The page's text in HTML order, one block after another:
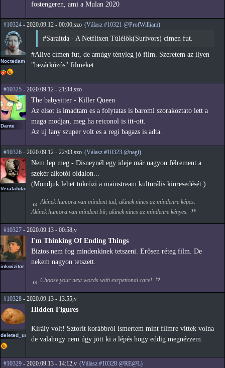
fostengeren, ami a Mulan 2020
#10324 - 2020.09.12 - 00:00,szo (Válasz #10321 @ProfWilliam)
Noctedam
#Saraitda - A Netflixen Túlélők(Surivors) címen fut.
#Alive címen fut, de amúgy tényleg jó film. Szeretem az ilyen
"bezárkózós" filmeket.
#10325 - 2020.09.12 - 21:34,szo
Dante
The babysitter - Killer Queen
Az elsot is imadtam es a folytatas is baromi szorakoztato lett a
maga modjan, meg ha retconol is itt-ott.
Az uj lany szuper volt es a regi bagazs is adta.
#10326 - 2020.09.12 - 22:03,szo (Válasz #10323 @nagi)
Veralafutas
Nem lep meg - Disneynél egy ideje már nagyon félrement a
szekér alkotói oldalon...
(Mondjuk lehet tükrözi a mainstream kulturális kiüresedését.)
Akinek humora van mindent tud, akinek nincs az mindenre képes.
Akinek humora van mindent bír, akinek nincs az mindenre kényes.
#10327 - 2020.09.13 - 00:58,v
inkwizitor
I'm Thinking Of Ending Things
Biztos nem fog mindenkinek tetszeni. Erősen réteg film. De
nekem nagyon tetszett.
Choose your next words with excpetional care!
#10328 - 2020.09.13 - 13:55,v
deleted_user2
Hidden Figures
Király volt! Sztorit korábbról ismertem mint filmre vittek volna
de valahogy nem úgy jött ki a lépés hogy eddig megnézzem.
#10329 - 2020.09.13 - 14:12,v (Válasz #10328 @RE@L)